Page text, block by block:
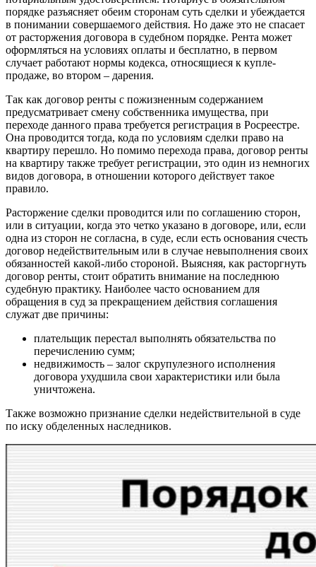
порядке разъясняет обеим сторонам суть сделки и убеждается
в понимании совершаемого действия. Но даже это не спасает
от расторжения договора в судебном порядке. Рента может
оформляться на условиях оплаты и бесплатно, в первом
случает работают нормы кодекса, относящиеся к купле-
продаже, во втором – дарения.
Так как договор ренты с пожизненным содержанием
предусматривает смену собственника имущества, при
переходе данного права требуется регистрация в Росреестре.
Она проводится тогда, кода по условиям сделки право на
квартиру перешло. Но помимо перехода права, договор ренты
на квартиру также требует регистрации, это один из немногих
видов договора, в отношении которого действует такое
правило.
Расторжение сделки проводится или по соглашению сторон,
или в ситуации, когда это четко указано в договоре, или, если
одна из сторон не согласна, в суде, если есть основания счесть
договор недействительным или в случае невыполнения своих
обязанностей какой-либо стороной. Выясняя, как расторгнуть
договор ренты, стоит обратить внимание на последнюю
судебную практику. Наиболее часто основанием для
обращения в суд за прекращением действия соглашения
служат две причины:
плательщик перестал выполнять обязательства по
перечислению сумм;
недвижимость – залог скрупулезного исполнения
договора ухудшила свои характеристики или была
уничтожена.
Также возможно признание сделки недействительной в суде
по иску обделенных наследников.